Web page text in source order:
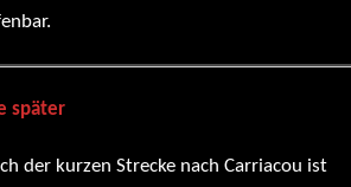
später
der kurzen Strecke nach Carriacou ist